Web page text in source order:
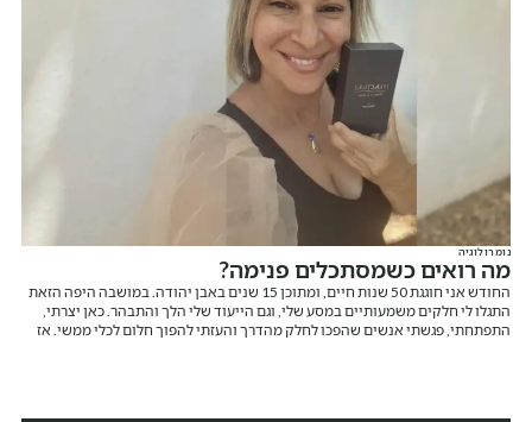
נומרולוגיה
מה רואים כשמסתכלים פנימה?
החודש אני חוגגת 50 שנות חיים, ומתוכן 15 שנים באבן יהודה. במושבה היפה הזאת
התגלו לי חלקים משמעותיים במסע שלי, וגם הייעוד שלי הלך והתבהר. כאן יצרתי,
התפתחתי, פגשתי אנשים שהפכו לחלק מהדרך והעזתי להפוך חלום לכלי ממשי. אז